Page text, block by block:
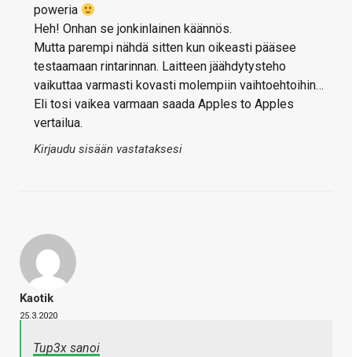
poweria
Heh! Onhan se jonkinlainen käännös.
Mutta parempi nähdä sitten kun oikeasti pääsee
testaamaan rintarinnan. Laitteen jäähdytysteho
vaikuttaa varmasti kovasti molempiin vaihtoehtoihin…
Eli tosi vaikea varmaan saada Apples to Apples
vertailua.
Kirjaudu sisään vastataksesi
Kaotik
25.3.2020
Tup3x sanoi